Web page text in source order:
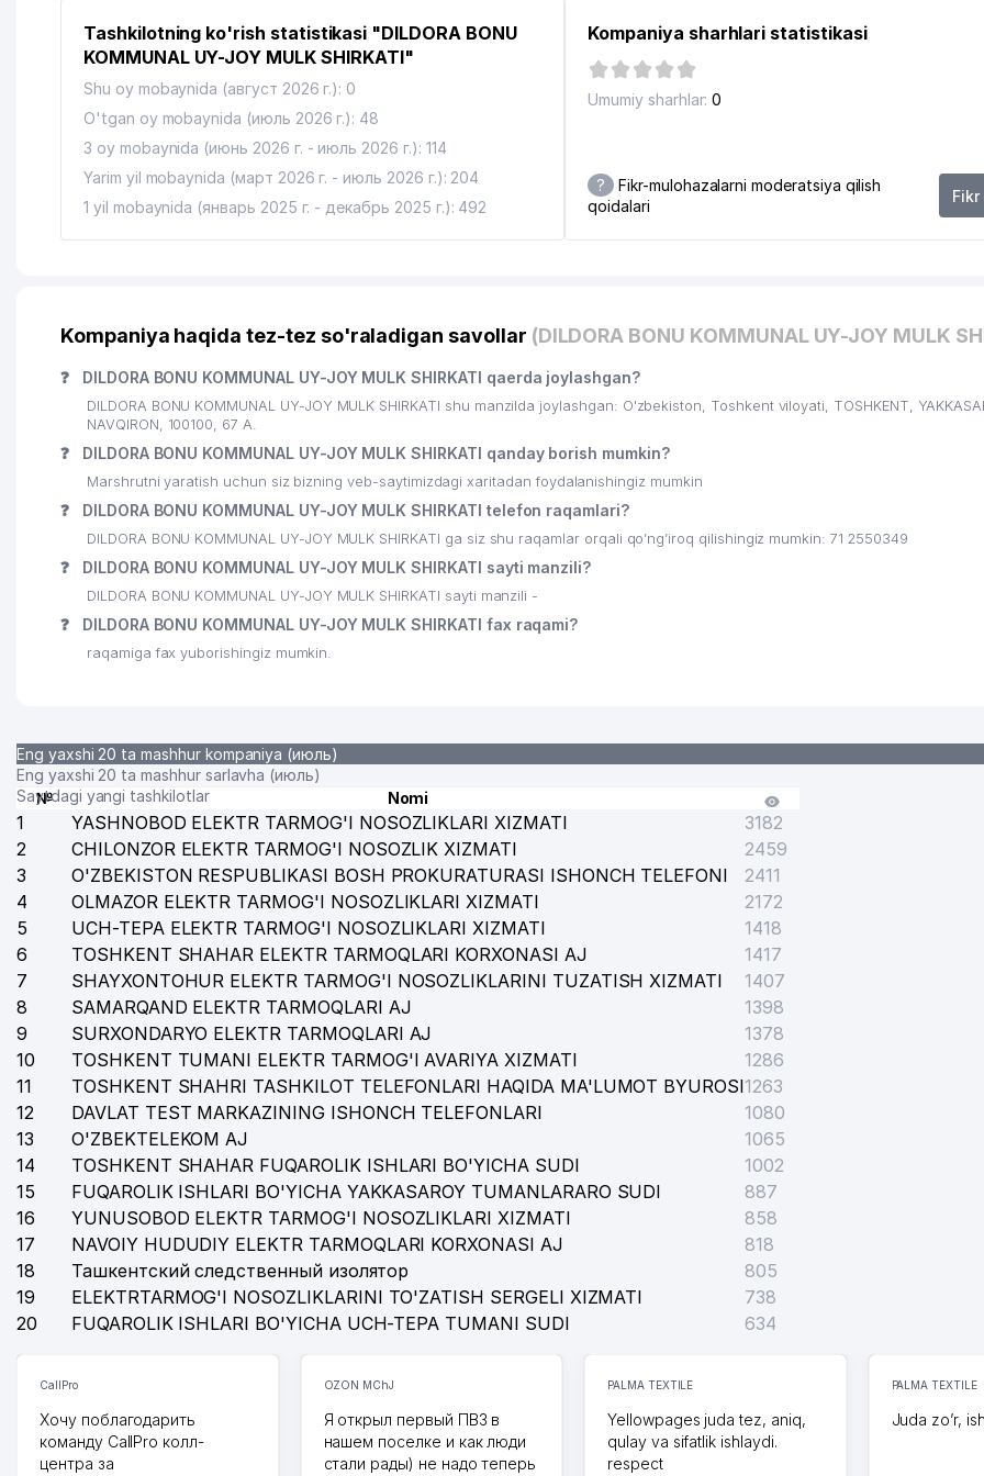
YANGI ASR INOVATSIYA MChJ
CABONO MChJ
IT PROFESSIONAL SOLUTIONS-ASIA XK MChJ
PERFECT INDUSTRY BUSINESS MChJ
DONIYOR FARM-M MChJ
22 DIRICH MEGA OIL MChJ
23 ТАШКЕНТСКОЕ ГОРОДСКОЕ ТЕРРИТОРИАЛЬНОЕ КОММУНАЛЬНО-ЭКСПЛУАТАЦИОННОЕ BIRLASHMASI
MILLIY RASSOM VA DIZAYN INSTITUTI KAMALIDDIN BEHZOD NOMIDAGI
26 SERGO-DENTAL MChJ
SHOSHTRANS QK MChJ
32 ESTHER TECHNOLOGY MChJ
Tashkilotning ko'rish statistikasi "DILDORA BONU
KOMMUNAL UY-JOY MULK SHIRKATI"
Shu oy mobaynida (август 2026 г.): 0
O'tgan oy mobaynida (июль 2026 г.): 48
3 oy mobaynida (июнь 2026 г. - июль 2026 г.): 114
Yarim yil mobaynida (март 2026 г. - июль 2026 г.): 204
1 yil mobaynida (январь 2025 г. - декабрь 2025 г.): 492
Kompaniya sharhlari statistikasi
Umumiy sharhlar: 0
?
Fikr-mulohazalarni moderatsiya qilish
qoidalari
Kompaniya haqida tez-tez so'raladigan savollar (DILDORA BONU KOMMUNAL UY-JOY MULK
❓ DILDORA BONU KOMMUNAL UY-JOY MULK SHIRKATI qaerda joylashgan?
DILDORA BONU KOMMUNAL UY-JOY MULK SHIRKATI shu manzilda joylashgan: O'zbekiston, Toshkent viloyati, TOSHKENT,
NAVQIRON, 100100, 67 А.
❓ DILDORA BONU KOMMUNAL UY-JOY MULK SHIRKATI qanday borish mumkin?
Marshrutni yaratish uchun siz bizning veb-saytimizdagi xaritadan foydalanishingiz mumkin
❓ DILDORA BONU KOMMUNAL UY-JOY MULK SHIRKATI telefon raqamlari?
DILDORA BONU KOMMUNAL UY-JOY MULK SHIRKATI ga siz shu raqamlar orqali qo’ng’iroq qilishingiz mumkin: 71 2550349
❓ DILDORA BONU KOMMUNAL UY-JOY MULK SHIRKATI sayti manzili?
DILDORA BONU KOMMUNAL UY-JOY MULK SHIRKATI sayti manzili -
❓ DILDORA BONU KOMMUNAL UY-JOY MULK SHIRKATI fax raqami?
raqamiga fax yuborishingiz mumkin.
Eng yaxshi 20 ta mashhur kompaniya (июль)
Eng yaxshi 20 ta mashhur sarlavha (июль)
Saytdagi yangi tashkilotlar
№ Nomi
1 YASHNOBOD ELEKTR TARMOG'I NOSOZLIKLARI XIZMATI
3182
2
CHILONZOR ELEKTR TARMOG'I NOSOZLIK XIZMATI
2459
3
O'ZBEKISTON RESPUBLIKASI BOSH PROKURATURASI ISHONCH TELEFONI
2411
4
OLMAZOR ELEKTR TARMOG'I NOSOZLIKLARI XIZMATI
2172
5
UCH-TEPA ELEKTR TARMOG'I NOSOZLIKLARI XIZMATI
1418
6
TOSHKENT SHAHAR ELEKTR TARMOQLARI KORXONASI AJ
1417
7
SHAYXONTOHUR ELEKTR TARMOG'I NOSOZLIKLARINI TUZATISH XIZMATI
1407
8
SAMARQAND ELEKTR TARMOQLARI AJ
1398
9
SURXONDARYO ELEKTR TARMOQLARI AJ
1378
10
TOSHKENT TUMANI ELEKTR TARMOG'I AVARIYA XIZMATI
1286
11
TOSHKENT SHAHRI TASHKILOT TELEFONLARI HAQIDA MA'LUMOT BYUROSI1263
12
DAVLAT TEST MARKAZINING ISHONCH TELEFONLARI
1080
13
O'ZBEKTELEKOM AJ
1065
14
TOSHKENT SHAHAR FUQAROLIK ISHLARI BO'YICHA SUDI
1002
15
FUQAROLIK ISHLARI BO'YICHA YAKKASAROY TUMANLARARO SUDI
887
16
YUNUSOBOD ELEKTR TARMOG'I NOSOZLIKLARI XIZMATI
858
17
NAVOIY HUDUDIY ELEKTR TARMOQLARI KORXONASI AJ
818
18
Ташкентский следственный изолятор
805
19
ELEKTRTARMOG'I NOSOZLIKLARINI TO'ZATISH SERGELI XIZMATI
738
20
FUQAROLIK ISHLARI BO'YICHA UCH-TEPA TUMANI SUDI 634
CallPro
Хочу поблагодарить
команду CallPro колл-
центра за
OZON MChJ
Я открыл первый ПВЗ в
нашем поселке и как люди
стали рады) не надо теперь
PALMA TEXTILE
Yellowpages juda tez, aniq,
qulay va sifatlik ishlaydi.
respect
PALMA TEXTILE
Juda zo’r,